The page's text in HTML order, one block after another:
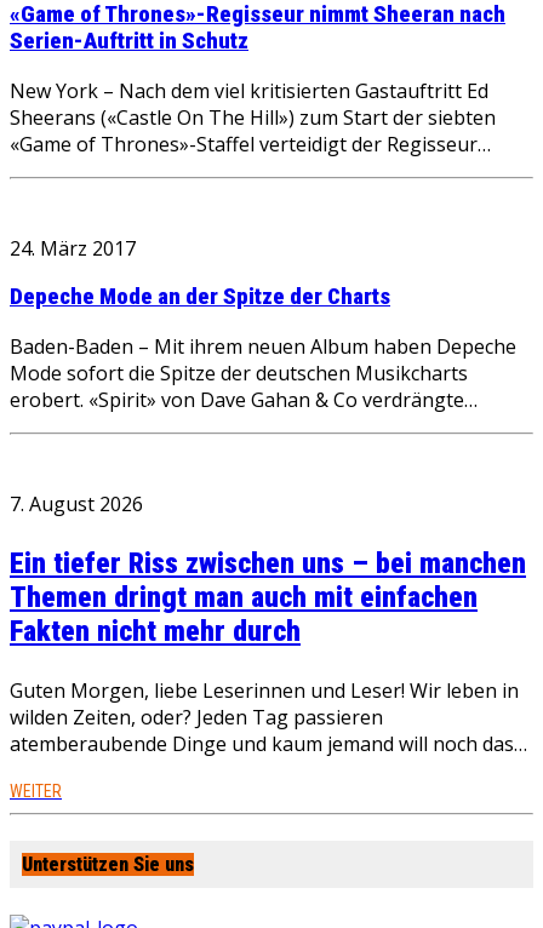
«Game of Thrones»-Regisseur nimmt Sheeran nach
Serien-Auftritt in Schutz
New York – Nach dem viel kritisierten Gastauftritt Ed
Sheerans («Castle On The Hill») zum Start der siebten
«Game of Thrones»-Staffel verteidigt der Regisseur…
24. März 2017
Depeche Mode an der Spitze der Charts
Baden-Baden – Mit ihrem neuen Album haben Depeche
Mode sofort die Spitze der deutschen Musikcharts
erobert. «Spirit» von Dave Gahan & Co verdrängte…
7. August 2026
Ein tiefer Riss zwischen uns – bei manchen
Themen dringt man auch mit einfachen
Fakten nicht mehr durch
Guten Morgen, liebe Leserinnen und Leser! Wir leben in
wilden Zeiten, oder? Jeden Tag passieren
atemberaubende Dinge und kaum jemand will noch das…
WEITER
Unterstützen Sie uns